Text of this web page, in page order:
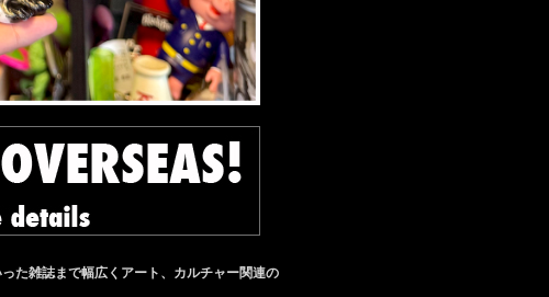
雑誌まで幅広くアート、カルチャー関連の